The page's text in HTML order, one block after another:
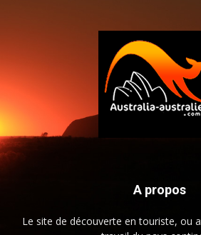
A propos
Le site de découverte en touriste, ou